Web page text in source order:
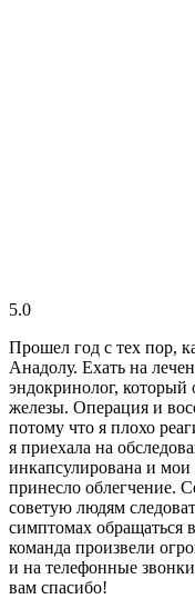
5.0
Прошел год с тех пор,
Анадолу. Ехать на
эндокринолог,
железы. Операция и
потому что я плохо
я приехала на
инкапсулирована и
принесло облегчение.
советую людям
симптомах обращаться
команда произвели
и на телефонные
вам спасибо!